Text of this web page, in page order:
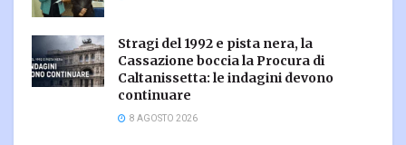
Stragi del 1992 e pista nera, la
Cassazione boccia la Procura di
Caltanissetta: le indagini devono
continuare
8 AGOSTO 2026